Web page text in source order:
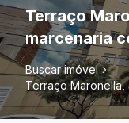
Terraço
marcenaria
Buscar imóvel
Terraço Maronella,